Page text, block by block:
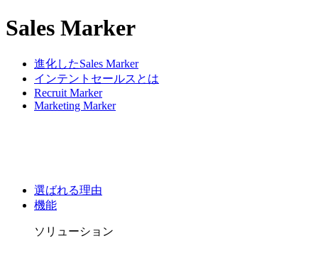
Sales Marker
進化したSales Marker
インテントセールスとは
Recruit Marker
Marketing Marker
選ばれる理由
機能
ソリューション